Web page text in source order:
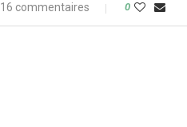
16 commentaires 0